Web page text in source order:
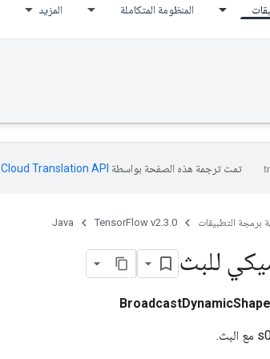
المنظومة المتكاملة المزيد
تمت ترجمة هذه الصفحة بواسطة Cloud Translation API‏
برمجة التطبيقات TensorFlow v2.3.0
Java
للبث
BroadcastDynamicShape